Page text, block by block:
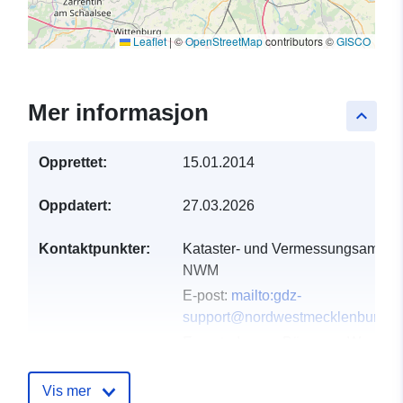
Leaflet|©OpenStreetMapcontributors ©GISCO
keyboard_arrow_up
Mer informasjon
Opprettet: 15.01.2014
Oppdatert: 27.03.2026
Kontaktpunkter:
Kataster- und Vermessungsamt LK
NWM
E-post: mailto:gdz-
Vis mer